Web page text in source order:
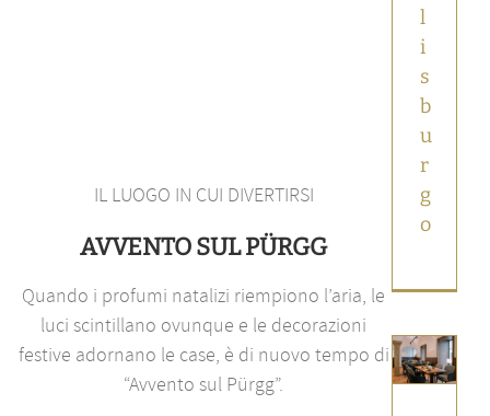
IL LUOGO IN CUI DIVERTIRSI
AVVENTO SUL PÜRGG
Quando i profumi natalizi riempiono l’aria, le
luci scintillano ovunque e le decorazioni
festive adornano le case, è di nuovo tempo di
“Avvento sul Pürgg”.
l
i
s
b
u
r
g
o
locale
dove
gustare
prelibatezze